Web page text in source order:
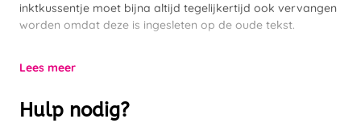
inktkussentje moet bijna altijd tegelijkertijd ook vervangen
worden omdat deze is ingesleten op de oude tekst.
Lees meer
Hulp nodig?